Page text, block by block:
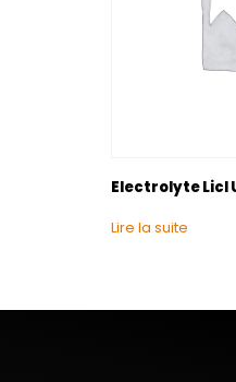
Electrolyte Licl
Lire la suite